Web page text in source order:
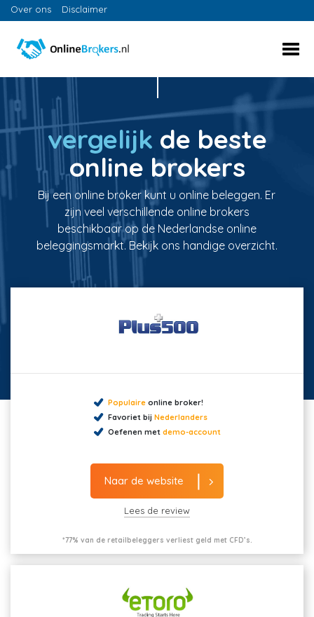
Over ons Disclaimer
vergelijk de beste
online brokers
Bij een online broker kunt u online beleggen. Er
zijn veel verschillende online brokers
beschikbaar op de Nederlandse online
beleggingsmarkt. Bekijk ons handige overzicht.
Populaireonline broker!
Favoriet bij Nederlanders
Oefenen met demo-account
Naar de website
Lees de review
*77% van de retailbeleggers verliest geld met CFD’s.